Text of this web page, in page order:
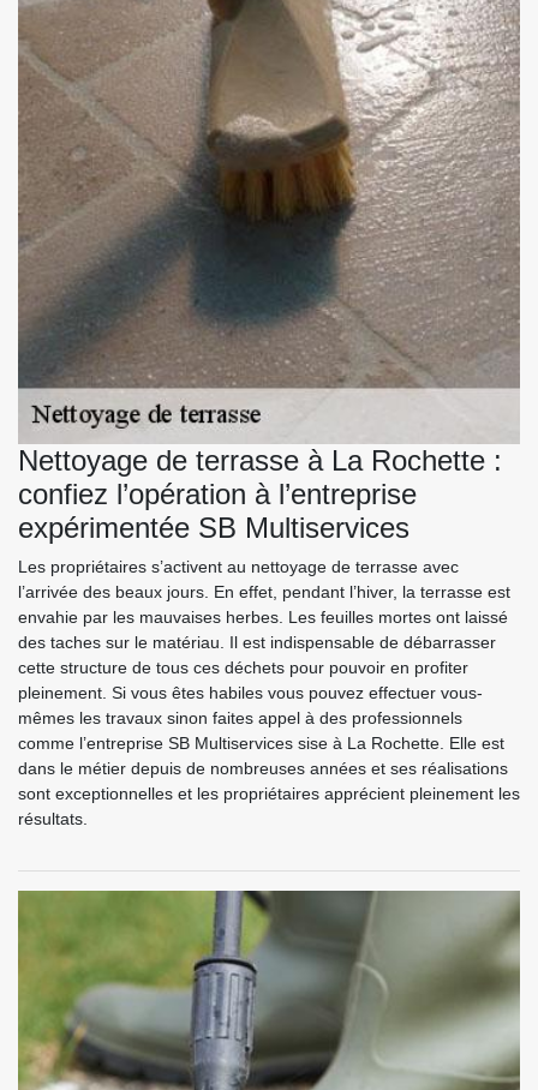
Nettoyage de terrasse à La Rochette :
confiez l’opération à l’entreprise
expérimentée SB Multiservices
Les propriétaires s’activent au nettoyage de terrasse avec
l’arrivée des beaux jours. En effet, pendant l’hiver, la terrasse est
envahie par les mauvaises herbes. Les feuilles mortes ont laissé
des taches sur le matériau. Il est indispensable de débarrasser
cette structure de tous ces déchets pour pouvoir en profiter
pleinement. Si vous êtes habiles vous pouvez effectuer vous-
mêmes les travaux sinon faites appel à des professionnels
comme l’entreprise SB Multiservices sise à La Rochette. Elle est
dans le métier depuis de nombreuses années et ses réalisations
sont exceptionnelles et les propriétaires apprécient pleinement les
résultats.